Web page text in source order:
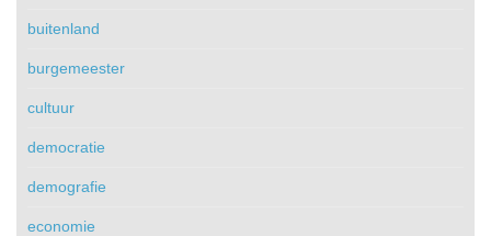
buitenland
burgemeester
cultuur
democratie
demografie
economie